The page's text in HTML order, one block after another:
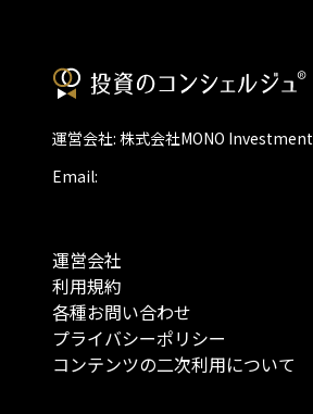
運営会社: 株式会社MONO Investment
Email:
運営会社
利用規約
各種お問い合わせ
プライバシーポリシー
コンテンツの二次利用について